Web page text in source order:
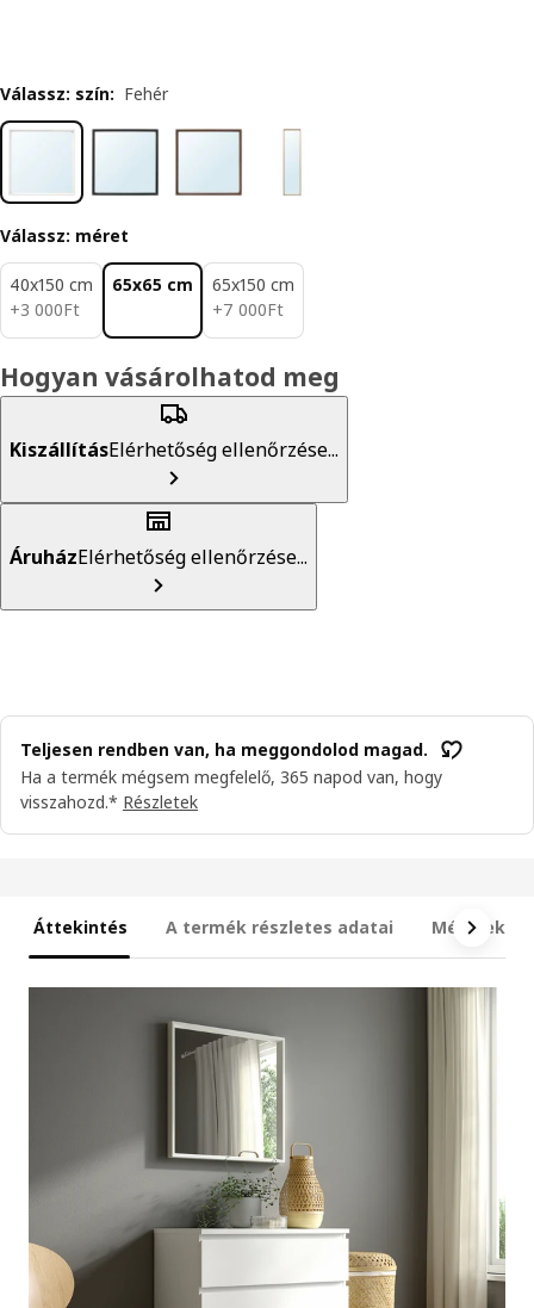
Válassz: szín: Fehér
Válassz: méret
40x150 cm
+3 000Ft
3000Ft
65x65 cm
65x150 cm
+7 000Ft
7000Ft
Hogyan vásárolhatod meg
KiszállításElérhetőség ellenőrzése...
ÁruházElérhetőség ellenőrzése...
Teljesen rendben van, ha meggondolod magad.
Ha a termék mégsem megfelelő, 365 napod van, hogy
visszahozd.* Részletek
Áttekintés A termék részletes adatai Méretek